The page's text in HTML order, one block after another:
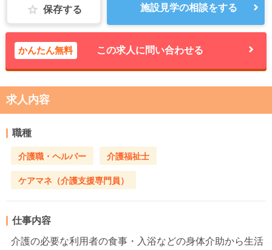
保存する 施設見学の相談をする
かんたん無料 この求人に問い合わせる
求人内容
職種
介護職・ヘルパー 介護福祉士
ケアマネ（介護支援専門員）
仕事内容
介護の必要な利用者の食事・入浴などの身体介助から生活